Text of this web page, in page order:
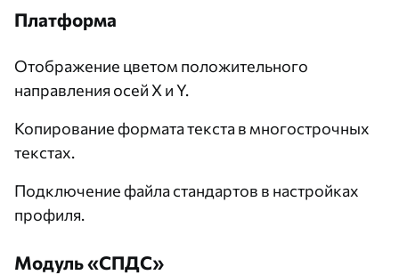
Платформа
Отображение цветом положительного
направления осей X и Y.
Копирование формата текста в многострочных
текстах.
Подключение файла стандартов в настройках
профиля.
Модуль «СПДС»